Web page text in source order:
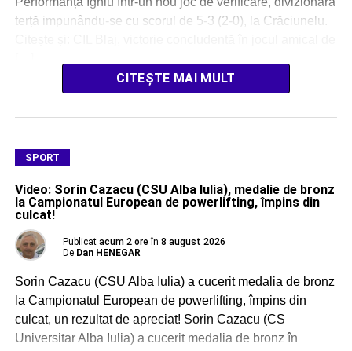
terță impunându-se cu scorul de 5-3 (2-0), la Crăciunelu.
CITEȘTE MAI MULT
SPORT
Video: Sorin Cazacu (CSU Alba Iulia), medalie de bronz
la Campionatul European de powerlifting, împins din
culcat!
Publicat acum 2 ore în 8 august 2026
De Dan HENEGAR
Sorin Cazacu (CSU Alba Iulia) a cucerit medalia de bronz
la Campionatul European de powerlifting, împins din
culcat, un rezultat de apreciat! Sorin Cazacu (CS
Universitar Alba Iulia) a cucerit medalia de bronz în